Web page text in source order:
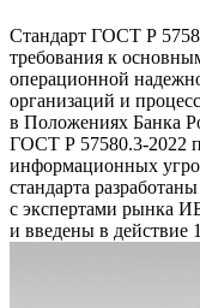
Стандарт ГОСТ Р
требования к
операционной
организаций и
в Положениях Банка
ГОСТ Р 57580.3-2022
информационных
стандарта
с экспертами рынка
и введены в действие